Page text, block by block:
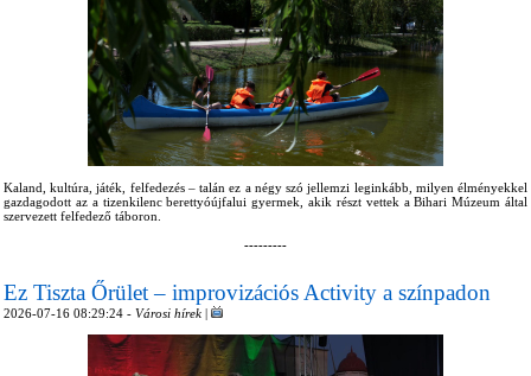
Kaland, kultúra, játék, felfedezés – talán ez a négy szó jellemzi leginkább, milyen élményekkel
gazdagodott az a tizenkilenc berettyóújfalui gyermek, akik részt vettek a Bihari Múzeum által
szervezett felfedező táboron.
---------
Ez Tiszta Őrület – improvizációs Activity a színpadon
2026-07-16 08:29:24 - Városi hírek |